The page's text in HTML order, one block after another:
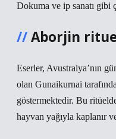
Dokuma ve ip sanatı gibi
Aborjin
Eserler, Avustralya’nın
olan Gunaikurnai
göstermektedir. Bu
hayvan yağıyla kaplanır